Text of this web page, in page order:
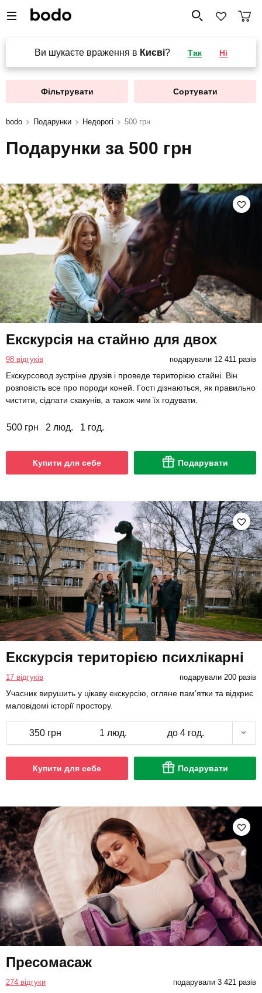
Ви шукаєте враження в Києві? Так Ні
Фільтрувати Сортувати
bodo Подарунки Недорогі 500 грн
Подарунки за 500 грн
Екскурсія на стайню для двох
98 відгуків подарували 12 411 разів
Екскурсовод зустріне друзів і проведе територією стайні. Він
розповість все про породи коней. Гості дізнаються, як правильно
чистити, сідлати скакунів, а також чим їх годувати.
500 грн 2 люд. 1 год.
Купити для себе Подарувати
Екскурсія територією психлікарні
17 відгуків подарували 200 разів
Учасник вирушить у цікаву екскурсію, огляне пам’ятки та відкриє
маловідомі історії простору.
350 грн 1 люд. до 4 год.
Купити для себе Подарувати
Пресомасаж
274 відгуки подарували 3 421 разів